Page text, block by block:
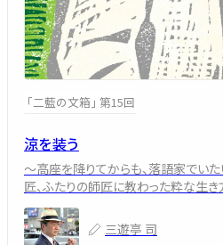
「二藍の文箱」 第15回
涼を装う
～高座を降りてからも、落語家でい
匠、ふたりの師匠に教わった粋な生き
三遊亭 司